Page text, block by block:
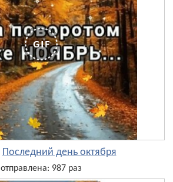
Последний день октября
отправлена: 987 раз